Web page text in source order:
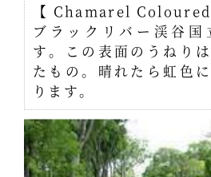
【 Chamarel
ブラックリバー渓谷国
す。この表面のうねり
たもの。晴れたら虹色
ります。